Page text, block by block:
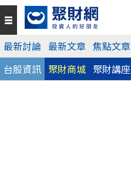
最新討論 最新文章 焦點文章
台股資訊 聚財商城 聚財講座